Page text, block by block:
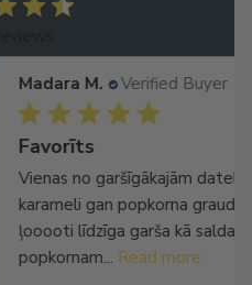
Buyer
datelēm! Jūt gan
graudiņus,
kā saldajam
arī